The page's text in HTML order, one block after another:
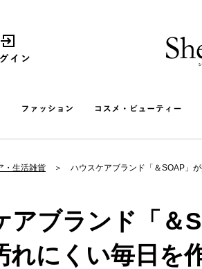
・生活雑貨 ハウスケアブランド「＆SOAP」
アブランド「＆
れにくい毎日を